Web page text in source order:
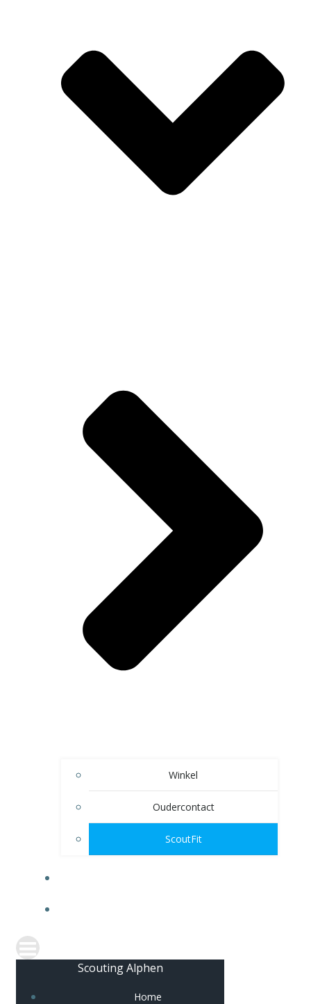
Winkel
Oudercontact
ScoutFit
Scouting Alphen
Home